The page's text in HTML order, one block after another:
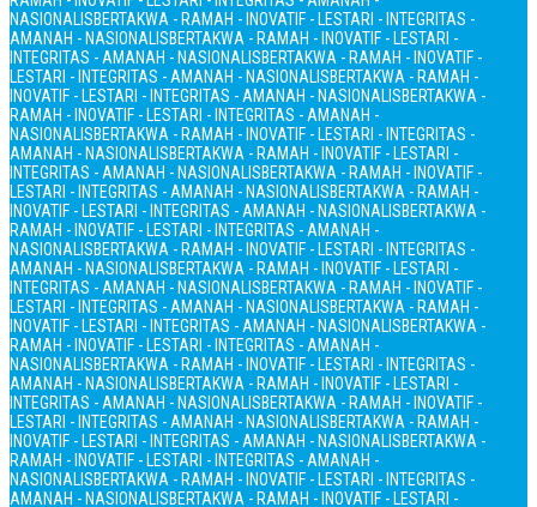
NASIONALISBERTAKWA - RAMAH - INOVATIF - LESTARI - INTEGRITAS -
AMANAH - NASIONALISBERTAKWA - RAMAH - INOVATIF - LESTARI -
INTEGRITAS - AMANAH - NASIONALISBERTAKWA - RAMAH - INOVATIF -
LESTARI - INTEGRITAS - AMANAH - NASIONALISBERTAKWA - RAMAH -
INOVATIF - LESTARI - INTEGRITAS - AMANAH - NASIONALISBERTAKWA -
RAMAH - INOVATIF - LESTARI - INTEGRITAS - AMANAH -
NASIONALISBERTAKWA - RAMAH - INOVATIF - LESTARI - INTEGRITAS -
AMANAH - NASIONALISBERTAKWA - RAMAH - INOVATIF - LESTARI -
INTEGRITAS - AMANAH - NASIONALISBERTAKWA - RAMAH - INOVATIF -
LESTARI - INTEGRITAS - AMANAH - NASIONALISBERTAKWA - RAMAH -
INOVATIF - LESTARI - INTEGRITAS - AMANAH - NASIONALISBERTAKWA -
RAMAH - INOVATIF - LESTARI - INTEGRITAS - AMANAH -
NASIONALISBERTAKWA - RAMAH - INOVATIF - LESTARI - INTEGRITAS -
AMANAH - NASIONALISBERTAKWA - RAMAH - INOVATIF - LESTARI -
INTEGRITAS - AMANAH - NASIONALISBERTAKWA - RAMAH - INOVATIF -
LESTARI - INTEGRITAS - AMANAH - NASIONALISBERTAKWA - RAMAH -
INOVATIF - LESTARI - INTEGRITAS - AMANAH - NASIONALISBERTAKWA -
RAMAH - INOVATIF - LESTARI - INTEGRITAS - AMANAH -
NASIONALISBERTAKWA - RAMAH - INOVATIF - LESTARI - INTEGRITAS -
AMANAH - NASIONALISBERTAKWA - RAMAH - INOVATIF - LESTARI -
INTEGRITAS - AMANAH - NASIONALISBERTAKWA - RAMAH - INOVATIF -
LESTARI - INTEGRITAS - AMANAH - NASIONALISBERTAKWA - RAMAH -
INOVATIF - LESTARI - INTEGRITAS - AMANAH - NASIONALISBERTAKWA -
RAMAH - INOVATIF - LESTARI - INTEGRITAS - AMANAH -
NASIONALISBERTAKWA - RAMAH - INOVATIF - LESTARI - INTEGRITAS -
AMANAH - NASIONALISBERTAKWA - RAMAH - INOVATIF - LESTARI -